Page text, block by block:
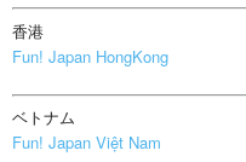
香港
Fun! Japan HongKong
ベトナム
Fun! Japan Việt Nam